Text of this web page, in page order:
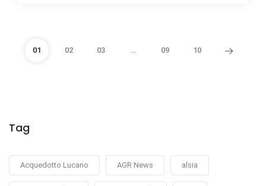
01 02 03 … 09 10
Tag
Acquedotto Lucano AGR News alsia